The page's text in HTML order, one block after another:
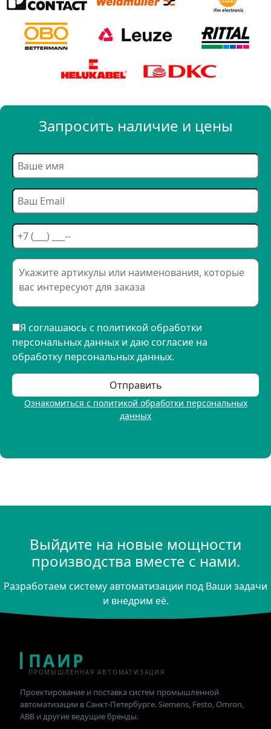
Запросить наличие и цены
Я соглашаюсь с политикой обработки
персональных данных и даю согласие на
обработку персональных данных.
Ознакомиться с политикой обработки персональных
данных
Выйдите на новые мощности
производства вместе с нами.
Разработаем систему автоматизации под Ваши задачи
и внедрим её.
ПАИР
ПРОМЫШЛЕННАЯ АВТОМАТИЗАЦИЯ
Проектирование и поставка систем промышленной
автоматизации в Санкт-Петербурге. Siemens, Festo, Omron,
ABB и другие ведущие бренды.